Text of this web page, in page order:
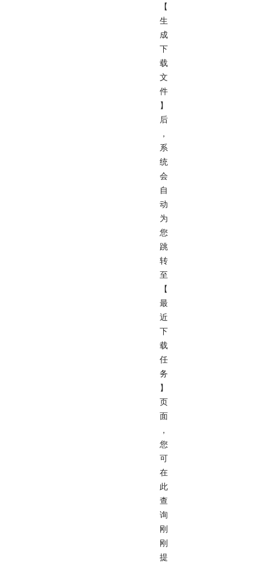
【
生
成
下
载
文
件
】
后
，
系
统
会
自
动
为
您
跳
转
至
【
最
近
下
载
任
务
】
页
面
，
您
可
在
此
查
询
刚
刚
提